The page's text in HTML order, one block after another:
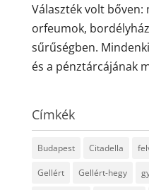
Választék volt bőven:
orfeumok,
sűrűségben.
és a pénztárcájának
Címkék
Budapest Citadella
Gellért Gellért-hegy